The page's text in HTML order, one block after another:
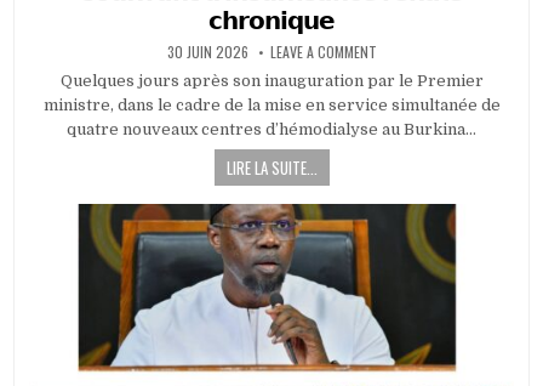
𝗰𝗵𝗿𝗼𝗻𝗶𝗾𝘂𝗲
PUBLISHED
DATE:
30 JUIN 2026 LEAVE A COMMENTON
𝗱’𝗵𝗲́𝗺𝗼𝗱𝗶𝗮𝗹𝘆𝘀𝗲
𝗗𝗲́𝗱𝗼𝘂𝗴𝗼𝘂
:
𝘂𝗻
𝗽𝗮𝘁𝗶𝗲𝗻𝘁𝘀
𝗱’𝗶𝗻𝘀𝘂𝗳𝗳𝗶𝘀𝗮𝗻𝗰𝗲
𝗿𝗲́𝗻𝗮𝗹𝗲
𝗰𝗵𝗿𝗼𝗻𝗶𝗾𝘂𝗲
Quelques jours après son inauguration par le Premier
ministre, dans le cadre de la mise en service simultanée de
quatre nouveaux centres d’hémodialyse au Burkina…
LIRE LA SUITE...